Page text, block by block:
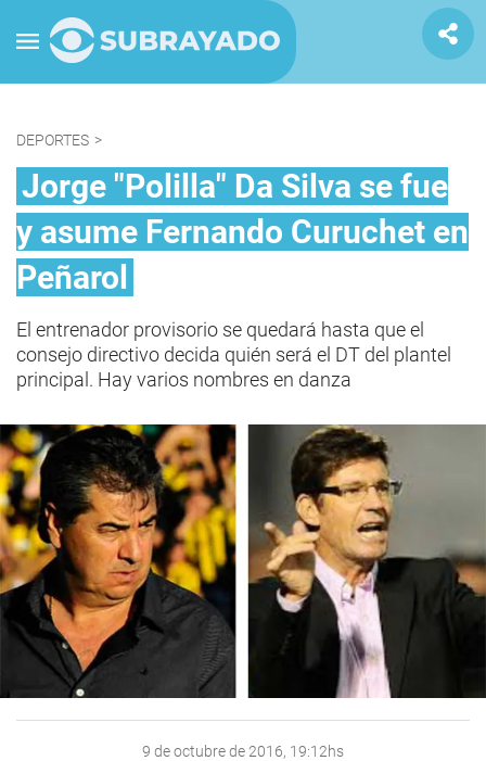
DEPORTES >
Jorge "Polilla" Da Silva se fue
y asume Fernando Curuchet en
Peñarol
El entrenador provisorio se quedará hasta que el
consejo directivo decida quién será el DT del plantel
principal. Hay varios nombres en danza
9 de octubre de 2016, 19:12hs